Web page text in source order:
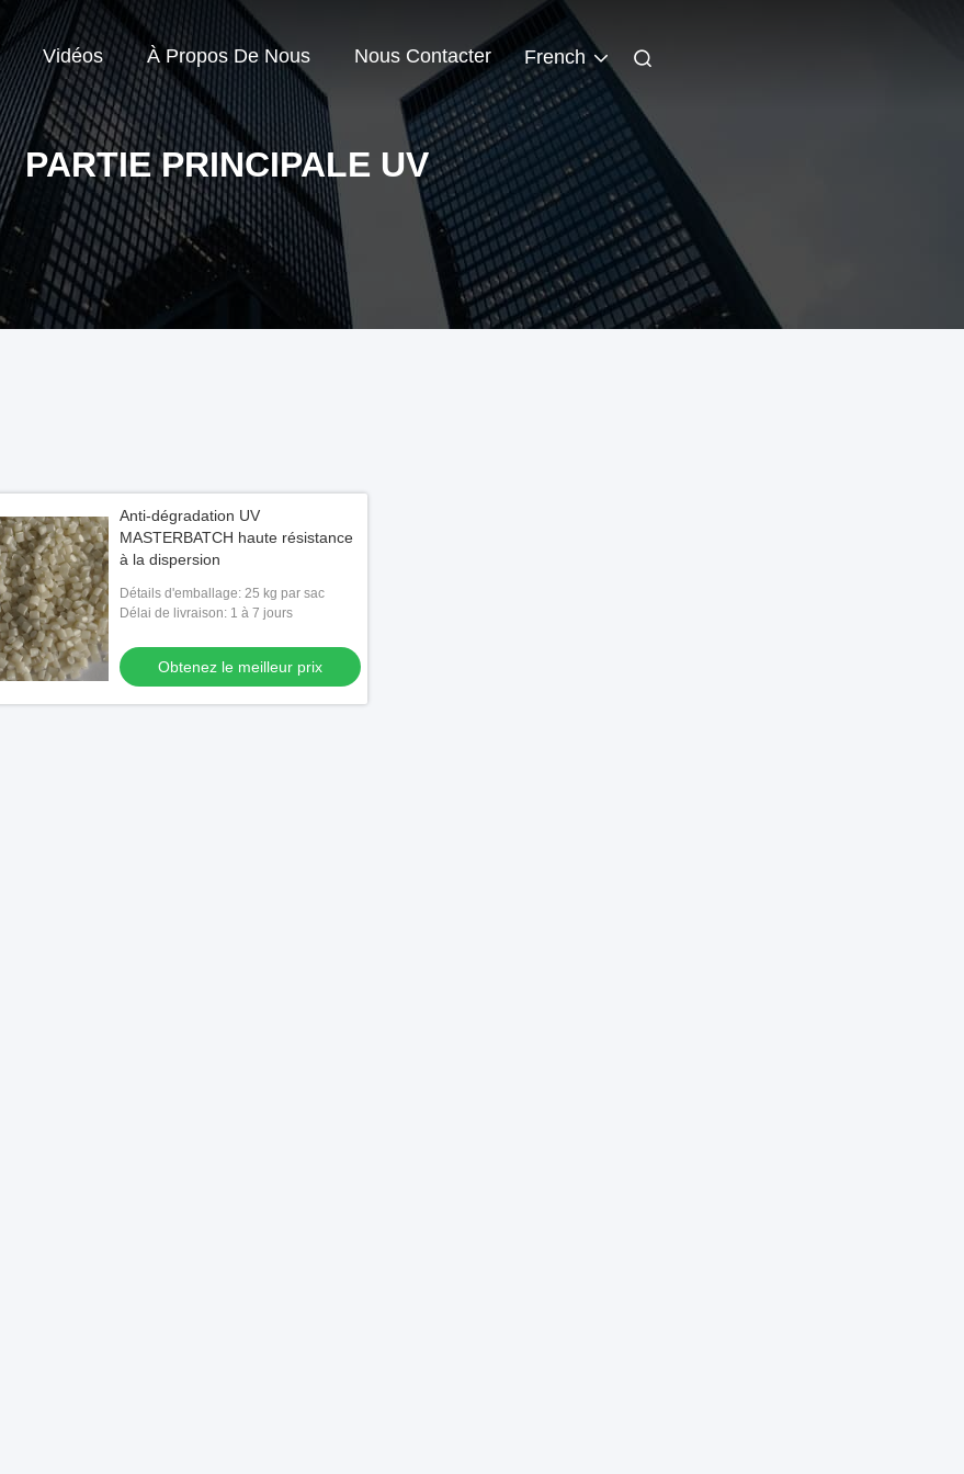
Vidéos À Propos De Nous Nous Contacter French
PARTIE PRINCIPALE UV
Anti-dégradation UV
MASTERBATCH haute résistance
à la dispersion
Détails d'emballage: 25 kg par sac
Délai de livraison: 1 à 7 jours
Obtenez le meilleur prix